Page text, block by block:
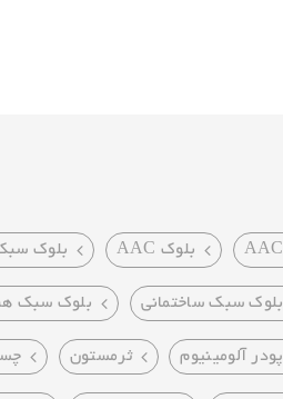
AAC بلوک AAC بلوک
بلوک سبک ساختمانی بلوک سبک
پودر آلومینیوم ثرمستون